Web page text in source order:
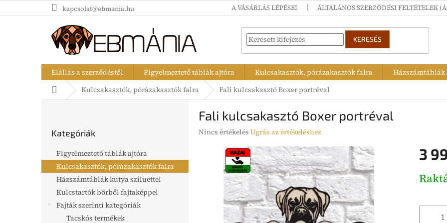
a
kapcsolat@ebmania.hu A VÁSÁRLÁS LÉPÉSEI ÁLTALÁNOS SZERZŐDÉSI FELTÉTELEK
KERESÉS
Elállás a szerződéstől Figyelmeztető táblák ajtóra Kulcsakasztók, pórázakasztók falra
KezdőlapKulcsakasztók, pórázakasztók falra Fali kulcsakasztó Boxer portréval
s
ó
átugrása
Kategóriák
Figyelmeztető táblák ajtóra
Kulcsakasztók, pórázakasztók falra
Házszámtáblák kutya sziluettel
Kulcstartók bőrből fajtaképpel
Fajták szerinti kategóriák
Tacskós termékek
Fali kulcsakasztó Boxer portréval
A
értékelése
Nincs értékelés Ugrás az értékeléshez
3